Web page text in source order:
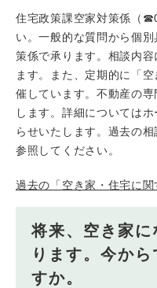
住宅政策課空家対策係（
い。一般的な質問から個
策係で承ります。相談内
ます。また、定期的に「
催しています。不動産の
します。詳細については
らせいたします。過去の
参照してください。
過去の「空き家・住宅に
将来、空き家に
ります。今か
すか。